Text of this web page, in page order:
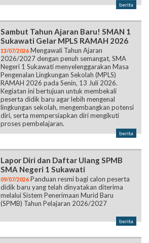
berita
Sambut Tahun Ajaran Baru! SMAN 1
Sukawati Gelar MPLS RAMAH 2026
13/07/2026 Mengawali Tahun Ajaran
2026/2027 dengan penuh semangat, SMA
Negeri 1 Sukawati menyelenggarakan Masa
Pengenalan Lingkungan Sekolah (MPLS)
RAMAH 2026 pada Senin, 13 Juli 2026.
Kegiatan ini bertujuan untuk membekali
peserta didik baru agar lebih mengenal
lingkungan sekolah, mengembangkan potensi
diri, serta mempersiapkan diri mengikuti
proses pembelajaran.
berita
Lapor Diri dan Daftar Ulang SPMB
SMA Negeri 1 Sukawati
09/07/2026 Panduan resmi bagi calon peserta
didik baru yang telah dinyatakan diterima
melalui Sistem Penerimaan Murid Baru
(SPMB) Tahun Pelajaran 2026/2027
berita